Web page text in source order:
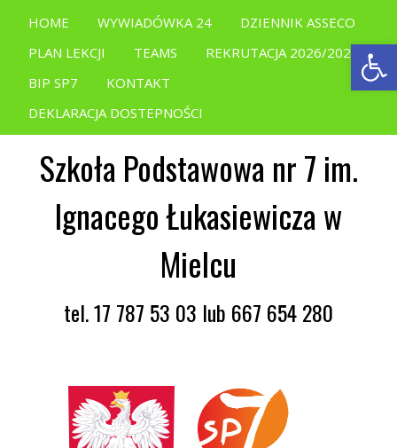
HOME WYWIADÓWKA 24
DZIENNIK ASSECO
PLAN LEKCJI
TEAMS
REKRUTACJA 2026/2027
BIP SP7
KONTAKT
DEKLARACJA DOSTEPNOŚCI
Szkoła Podstawowa nr 7 im.
Ignacego Łukasiewicza w
Mielcu
tel. 17 787 53 03 lub 667 654 280